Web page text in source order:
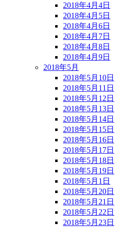
2018年4月4日
2018年4月5日
2018年4月6日
2018年4月7日
2018年4月8日
2018年4月9日
2018年5月
2018年5月10日
2018年5月11日
2018年5月12日
2018年5月13日
2018年5月14日
2018年5月15日
2018年5月16日
2018年5月17日
2018年5月18日
2018年5月19日
2018年5月1日
2018年5月20日
2018年5月21日
2018年5月22日
2018年5月23日